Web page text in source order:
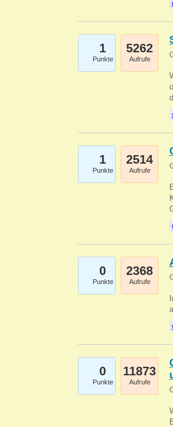
1
Punkte
5262
Aufrufe
1
Punkte
2514
Aufrufe
0
Punkte
2368
Aufrufe
0
Punkte
11873
Aufrufe